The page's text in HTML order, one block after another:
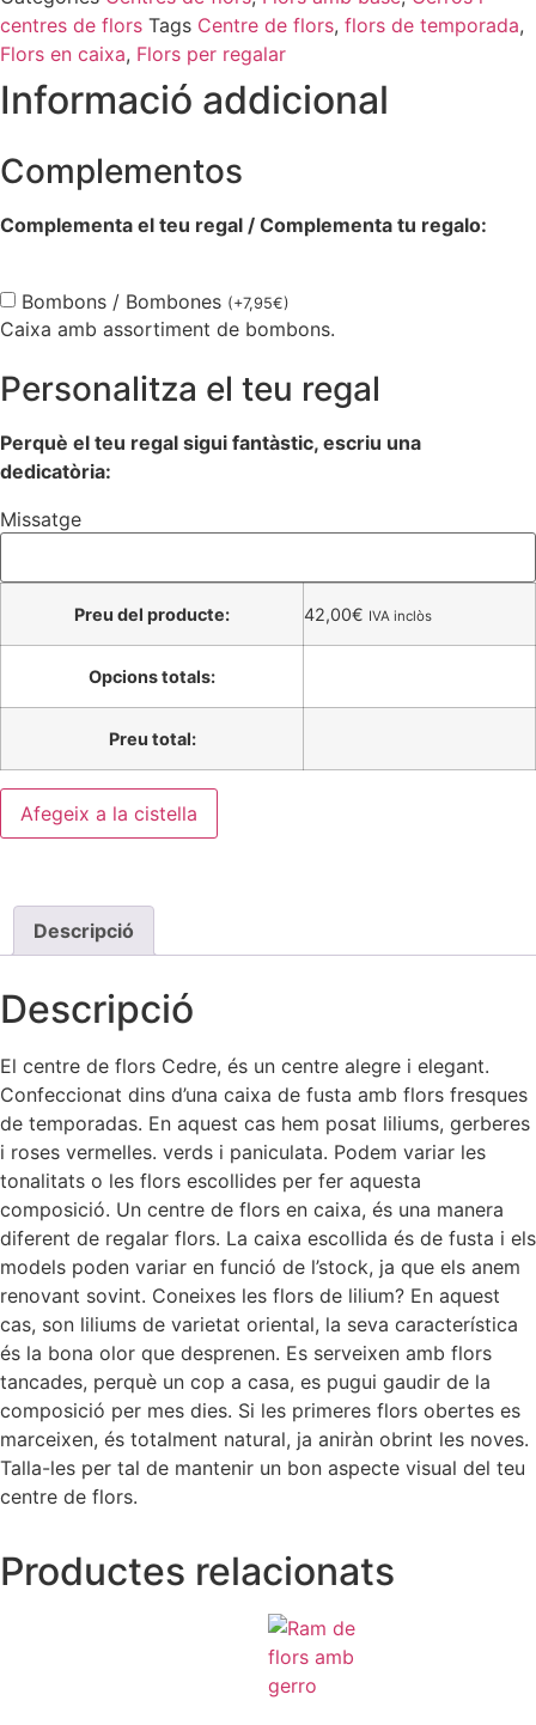
centres de flors Tags Centre de flors, flors de temporada,
Flors en caixa, Flors per regalar
Informació addicional
Complementos
Complementa el teu regal / Complementa tu regalo:
Bombons / Bombones (+7,95€)
Caixa amb assortiment de bombons.
Personalitza el teu regal
Perquè el teu regal sigui fantàstic, escriu una
dedicatòria:
Missatge
Preu del producte: 42,00€ IVA inclòs
Opcions totals:
Preu total:
Afegeix a la cistella
Descripció
Descripció
El centre de flors Cedre, és un centre alegre i elegant.
Confeccionat dins d’una caixa de fusta amb flors fresques
de temporadas. En aquest cas hem posat liliums, gerberes
i roses vermelles. verds i paniculata. Podem variar les
tonalitats o les flors escollides per fer aquesta
composició. Un centre de flors en caixa, és una manera
diferent de regalar flors. La caixa escollida és de fusta i els
models poden variar en funció de l’stock, ja que els anem
renovant sovint. Coneixes les flors de lilium? En aquest
cas, son liliums de varietat oriental, la seva característica
és la bona olor que desprenen. Es serveixen amb flors
tancades, perquè un cop a casa, es pugui gaudir de la
composició per mes dies. Si les primeres flors obertes es
marceixen, és totalment natural, ja aniràn obrint les noves.
Talla-les per tal de mantenir un bon aspecte visual del teu
centre de flors.
Productes relacionats